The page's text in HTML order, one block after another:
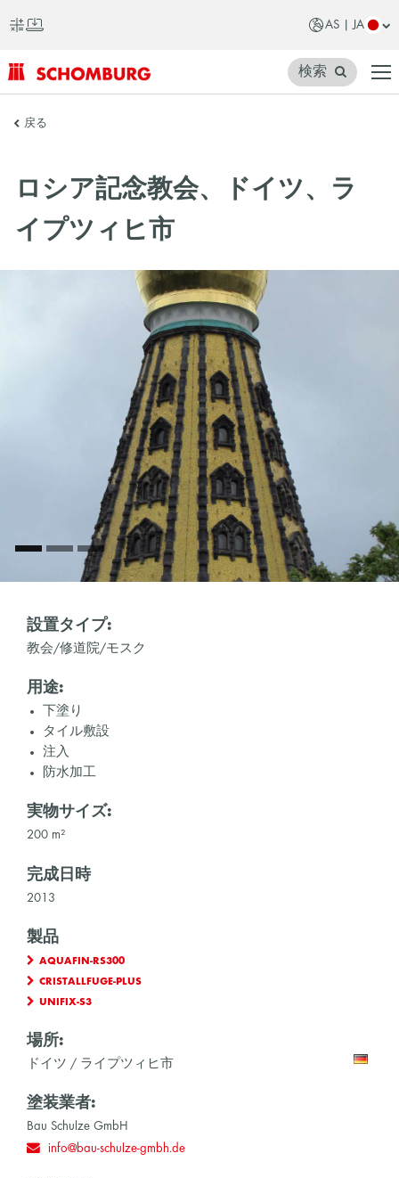
AS | JA
SCHOMBURG
ジ
ア
検索
戻る
ロシア記念教会、ドイツ、ラ
イプツィヒ市
設置タイプ:
教会/修道院/モスク
用途:
下塗り
タイル敷設
注入
防水加工
実物サイズ:
200 m²
完成日時
2013
製品
AQUAFIN-RS300
CRISTALLFUGE-PLUS
UNIFIX-S3
場所:
ドイツ / ライプツィヒ市
塗装業者:
Bau Schulze GmbH
info@bau-schulze-gmbh.de